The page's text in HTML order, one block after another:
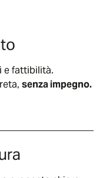
e fattibilità.
senza impegno.